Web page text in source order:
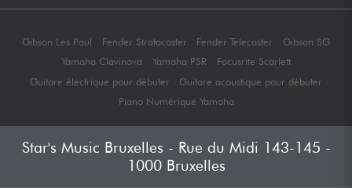
Gibson Les Paul Fender Stratocaster Fender Telecaster
Gibson SG
Yamaha Clavinova
Yamaha PSR
Focusrite Scarlett
Guitare électrique pour débuter
Guitare acoustique pour débuter
Piano Numérique Yamaha
Star's Music Bruxelles - Rue du Midi 143-145 -
1000 Bruxelles